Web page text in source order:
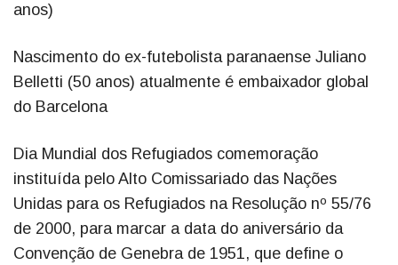
anos)
Nascimento do ex-futebolista paranaense Juliano
Belletti (50 anos) atualmente é embaixador global
do Barcelona
Dia Mundial dos Refugiados comemoração
instituída pelo Alto Comissariado das Nações
Unidas para os Refugiados na Resolução nº 55/76
de 2000, para marcar a data do aniversário da
Convenção de Genebra de 1951, que define o